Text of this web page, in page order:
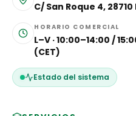
C/ San Roque 4,
HORARIO COMERCIAL
L–V · 10:00–14:00 /
(CET)
Estado del sistema